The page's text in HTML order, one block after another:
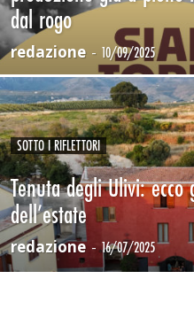
dal rogo
redazione - 10/09/2025
SOTTO I RIFLETTORI
Tenuta degli Ulivi:
dell’estate
redazione - 16/07/2025